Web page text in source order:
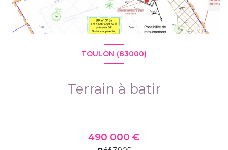
TOULON (83000)
Terrain à batir
490 000 €